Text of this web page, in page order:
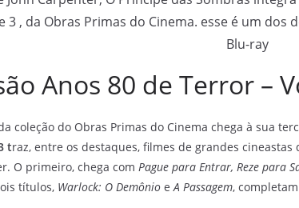
Anos 80 de Terror –
coleção do Obras Primas do Cinema chega à sua
traz, entre os destaques, filmes de grandes cineastas
O primeiro, chega com Pague para Entrar, Reze para
títulos, Warlock: O Demônio eA Passagem,